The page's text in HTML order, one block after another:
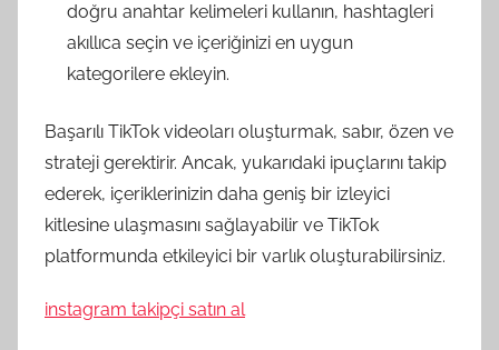
doğru anahtar kelimeleri kullanın, hashtagleri
akıllıca seçin ve içeriğinizi en uygun
kategorilere ekleyin.
Başarılı TikTok videoları oluşturmak, sabır, özen ve
strateji gerektirir. Ancak, yukarıdaki ipuçlarını takip
ederek, içeriklerinizin daha geniş bir izleyici
kitlesine ulaşmasını sağlayabilir ve TikTok
platformunda etkileyici bir varlık oluşturabilirsiniz.
instagram takipçi satın al